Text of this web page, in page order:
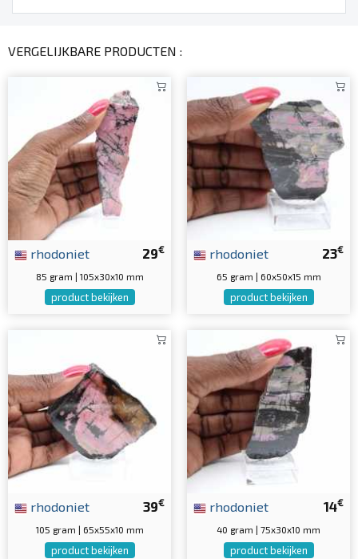
VERGELIJKBARE PRODUCTEN :
29€
rhodoniet
85 gram | 105x30x10 mm
product bekijken
23€
rhodoniet
65 gram | 60x50x15 mm
product bekijken
39€
rhodoniet
105 gram | 65x55x10 mm
product bekijken
14€
rhodoniet
40 gram | 75x30x10 mm
product bekijken